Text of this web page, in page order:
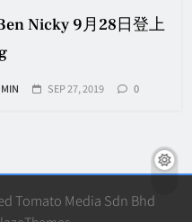
Nicky 9月28日登上
SEP 27, 2019 0
Tomato Media Sdn Bhd